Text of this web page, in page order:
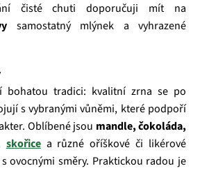
čisté chuti doporučuji mít na
samostatný mlýnek a vyhrazené
bohatou tradici: kvalitní zrna se po
s vybranými vůněmi, které podpoří
Oblíbené jsou mandle, čokoláda,
skořicea různé oříškové či likérové
ovocnými směry. Praktickou radou je